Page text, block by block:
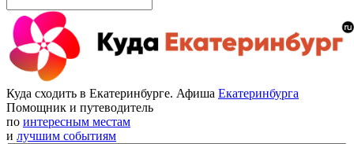
Куда сходить в Екатеринбурге. Афиша Екатеринбурга
Помощник и путеводитель
по интересным местам
и лучшим событиям